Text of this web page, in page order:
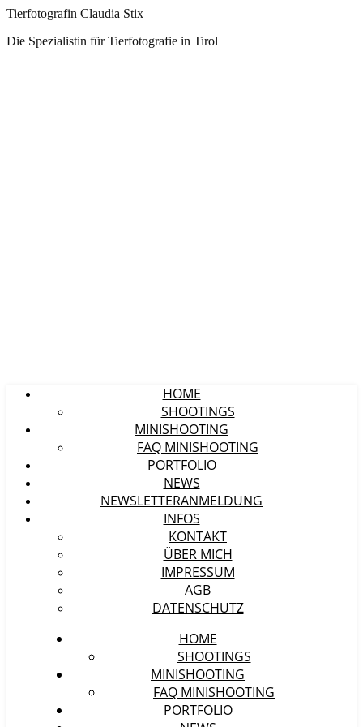
Tierfotografin Claudia Stix
Die Spezialistin für Tierfotografie in Tirol
HOME
SHOOTINGS
MINISHOOTING
FAQ MINISHOOTING
PORTFOLIO
NEWS
NEWSLETTERANMELDUNG
INFOS
KONTAKT
ÜBER MICH
IMPRESSUM
AGB
DATENSCHUTZ
HOME
SHOOTINGS
MINISHOOTING
FAQ MINISHOOTING
PORTFOLIO